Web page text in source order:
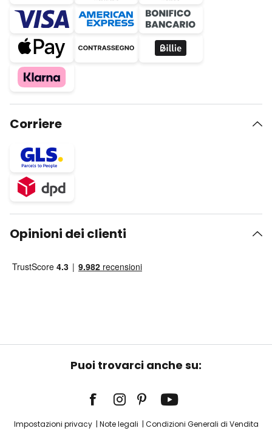
Corriere
Opinioni dei clienti
Puoi trovarci anche su:
Impostazioni privacy Note legali Condizioni Generali di Vendita